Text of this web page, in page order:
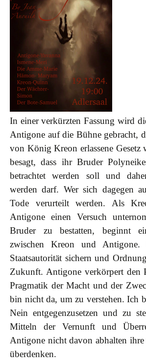
In einer verkürzten Fassung wird
Antigone auf die Bühne gebracht,
von König Kreon erlassene Gesetz
besagt, dass ihr Bruder
betrachtet werden soll und
werden darf. Wer sich dagegen
Tode verurteilt werden. Als
Antigone einen Versuch
Bruder zu bestatten, beginnt
zwischen Kreon und
Staatsautorität sichern und
Zukunft. Antigone verkörpert den
Pragmatik der Macht und der
bin nicht da, um zu verstehen. Ich
Nein entgegenzusetzen und zu
Mitteln der Vernunft und
Antigone nicht davon abhalten ihre
überdenken.